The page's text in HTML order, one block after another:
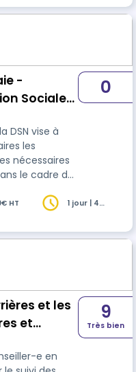
consolider
-
Sociale
DSN vise à
les
nécessaires
le cadre de
de
et de
une
0
HT
1 jour | 4
et les
et
e en
9
Très bien